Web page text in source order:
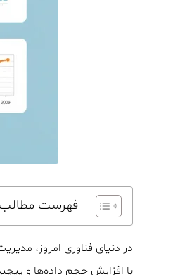
فهرست مطالب
با افزایش حجم داده‌ها و